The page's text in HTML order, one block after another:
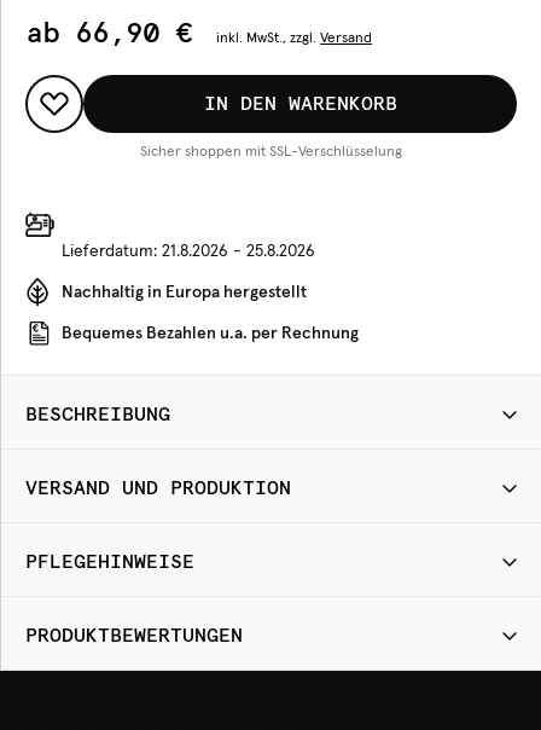
ab 66,90 € inkl. MwSt., zzgl. Versand
IN DEN WARENKORB
Sicher shoppen mit SSL-Verschlüsselung
Lieferdatum: 21.8.2026 - 25.8.2026
Nachhaltig in Europa hergestellt
Bequemes Bezahlen u.a. per Rechnung
BESCHREIBUNG
VERSAND UND PRODUKTION
PFLEGEHINWEISE
PRODUKTBEWERTUNGEN